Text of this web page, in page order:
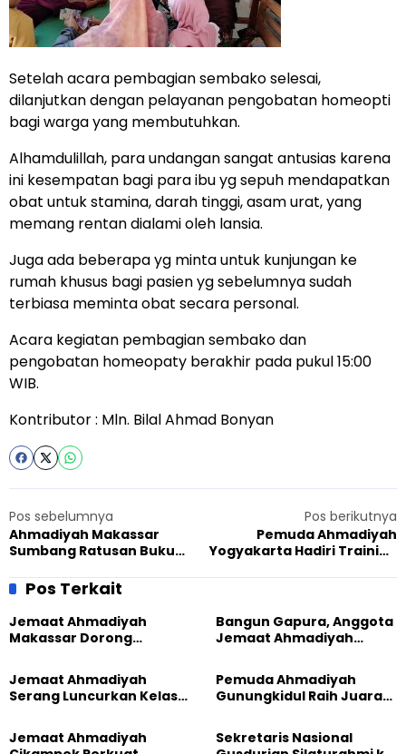
Setelah acara pembagian sembako selesai,
dilanjutkan dengan pelayanan pengobatan homeopti
bagi warga yang membutuhkan.
Alhamdulillah, para undangan sangat antusias karena
ini kesempatan bagi para ibu yg sepuh mendapatkan
obat untuk stamina, darah tinggi, asam urat, yang
memang rentan dialami oleh lansia.
Juga ada beberapa yg minta untuk kunjungan ke
rumah khusus bagi pasien yg sebelumnya sudah
terbiasa meminta obat secara personal.
Acara kegiatan pembagian sembako dan
pengobatan homeopaty berakhir pada pukul 15:00
WIB.
Kontributor : Mln. Bilal Ahmad Bonyan
Pos sebelumnya
Ahmadiyah Makassar
Sumbang Ratusan Buku
Pos berikutnya
Pemuda Ahmadiyah
Yogyakarta Hadiri Training
Pos Terkait
Jemaat Ahmadiyah
Makassar Dorong
Lewat Edukasi Ekoteologi
Bangun Gapura, Anggota
Jemaat Ahmadiyah
Sambut HUT RI ke-81
Jemaat Ahmadiyah
Serang Luncurkan Kelas
Generasi Unggul
Pemuda Ahmadiyah
Gunungkidul Raih Juara
Jemaat Ahmadiyah
Sekretaris Nasional